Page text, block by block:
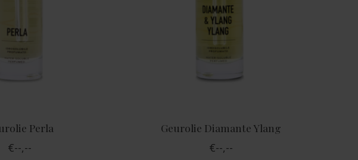
Perla
€--,--
Geurolie Diamante Ylang
€--,--